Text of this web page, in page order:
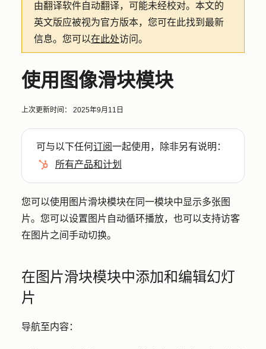
由翻译软件自动翻译，可能未经校对。本文的
英文版应被视为官方版本，您可在此找到最新
信息。您可以在此处访问。
使用图像滑块模块
上次更新时间： 2025年9月11日
可与以下任何订阅一起使用，除非另有说明：
所有产品和计划
您可以使用图片滑块模块在同一模块中显示多张图
片。您可以设置图片自动循环播放，也可以支持访客
在图片之间手动切换。
在图片滑块模块中添加和编辑幻灯
片
导航至内容：